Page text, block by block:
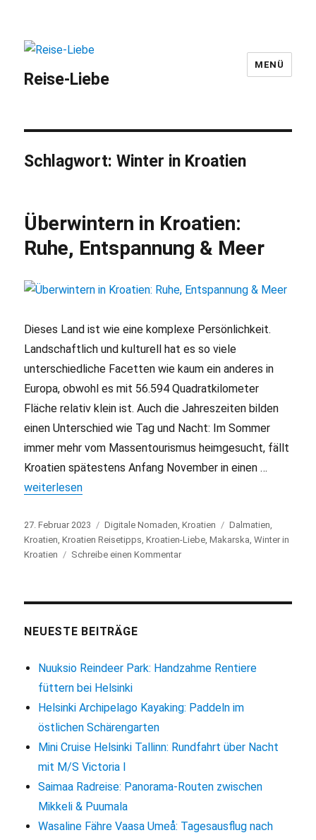
Reise-Liebe
MENÜ
Schlagwort:Winter in Kroatien
Überwintern in Kroatien:
Ruhe, Entspannung & Meer
Dieses Land ist wie eine komplexe Persönlichkeit.
Landschaftlich und kulturell hat es so viele
unterschiedliche Facetten wie kaum ein anderes in
Europa, obwohl es mit 56.594 Quadratkilometer
Fläche relativ klein ist. Auch die Jahreszeiten bilden
einen Unterschied wie Tag und Nacht: Im Sommer
immer mehr vom Massentourismus heimgesucht, fällt
Kroatien spätestens Anfang November in einen …
„Überwintern in Kroatien: Ruhe, Entspannung & Meer“
weiterlesen
Veröffentlicht
am
27. Februar 2023 Kategorien
Digitale Nomaden ,Kroatien Schlagwörter
Dalmatien
Kroatien ,Kroatien Reisetipps ,Kroatien-Liebe ,Makarska ,Winter in
Kroatien
Schreibe einen Kommentar
NEUESTE BEITRÄGE
Nuuksio Reindeer Park: Handzahme Rentiere
füttern bei Helsinki
Helsinki Archipelago Kayaking: Paddeln im
östlichen Schärengarten
Mini Cruise Helsinki Tallinn: Rundfahrt über Nacht
mit M/S Victoria I
Saimaa Radreise: Panorama-Routen zwischen
Mikkeli & Puumala
Wasaline Fähre Vaasa Umeå: Tagesausflug nach